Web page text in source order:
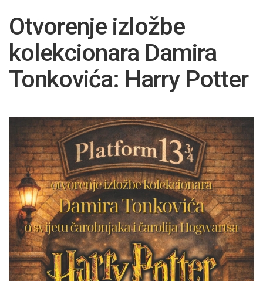
Otvorenje izložbe
kolekcionara Damira
Tonkovića: Harry Potter